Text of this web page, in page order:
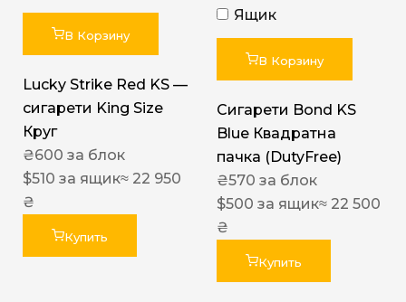
В Корзину
Lucky Strike Red KS —
сигарети King Size
Круг
₴600 за блок
$510 за ящик≈ 22 950
₴
Купить
Ящик
В Корзину
Сигарети Bond KS
Blue Квадратна
пачка (DutyFree)
₴570 за блок
$500 за ящик≈ 22 500
₴
Купить